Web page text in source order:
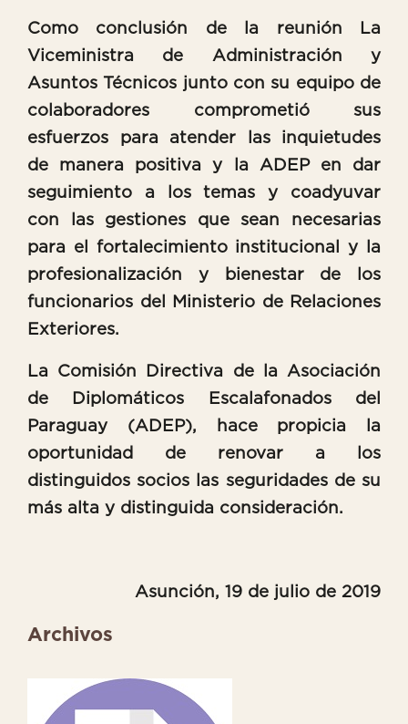
Como conclusión de la reunión La
Viceministra de Administración y
Asuntos Técnicos junto con su equipo de
colaboradores comprometió sus
esfuerzos para atender las inquietudes
de manera positiva y la ADEP en dar
seguimiento a los temas y coadyuvar
con las gestiones que sean necesarias
para el fortalecimiento institucional y la
profesionalización y bienestar de los
funcionarios del Ministerio de Relaciones
Exteriores.
La Comisión Directiva de la Asociación
de Diplomáticos Escalafonados del
Paraguay (ADEP), hace propicia la
oportunidad de renovar a los
distinguidos socios las seguridades de su
más alta y distinguida consideración.
Asunción, 19 de julio de 2019
Archivos